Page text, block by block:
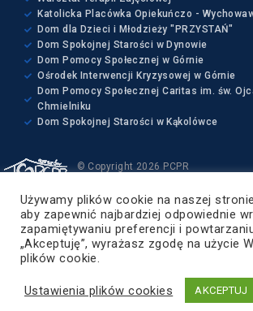
Katolicka Placówka Opiekuńczo -
Dom dla Dzieci i Młodzieży "PRZYSTAŃ"
Dom Spokojnej Starości w Dynowie
Dom Pomocy Społecznej w Górnie
Ośrodek Interwencji Kryzysowej w Górnie
Dom Pomocy Społecznej Caritas im. św.
Chmielniku
Dom Spokojnej Starości w Kąkolówce
© Copyright 2026 PCPR
Projekt i wykonanie:
ZETO-RZESZÓW Sp. z o.o.
Powiat Rzeszowski
Używamy plików cookie na naszej
aby zapewnić najbardziej odpowiednie
zapamiętywaniu preferencji i
„Akceptuję”, wyrażasz zgodę na użycie
plików cookie.
Ustawienia plików cookies AKCEPTUJ